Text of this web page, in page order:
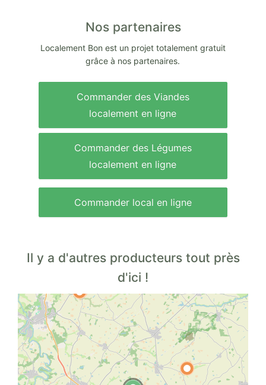
Nos partenaires
Localement Bon est un projet totalement gratuit
grâce à nos partenaires.
Commander des Viandes
localement en ligne
Commander des Légumes
localement en ligne
Commander local en ligne
Il y a d'autres producteurs tout près
d'ici !